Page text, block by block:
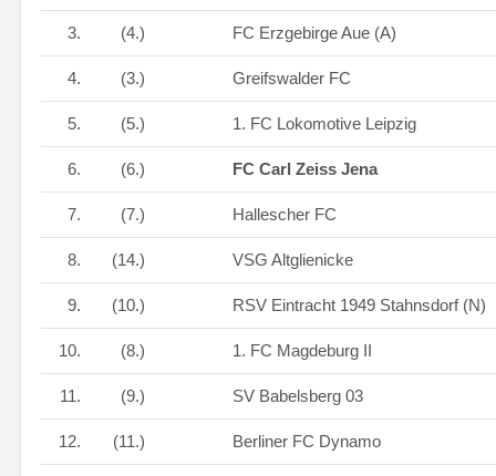
3. (4.) FC Erzgebirge Aue (A)
4. (3.) Greifswalder FC
5. (5.) 1. FC Lokomotive Leipzig
6. (6.) FC Carl Zeiss Jena
7. (7.) Hallescher FC
8. (14.) VSG Altglienicke
9. (10.) RSV Eintracht 1949 Stahnsdorf (N)
10. (8.) 1. FC Magdeburg II
11. (9.) SV Babelsberg 03
12. (11.) Berliner FC Dynamo